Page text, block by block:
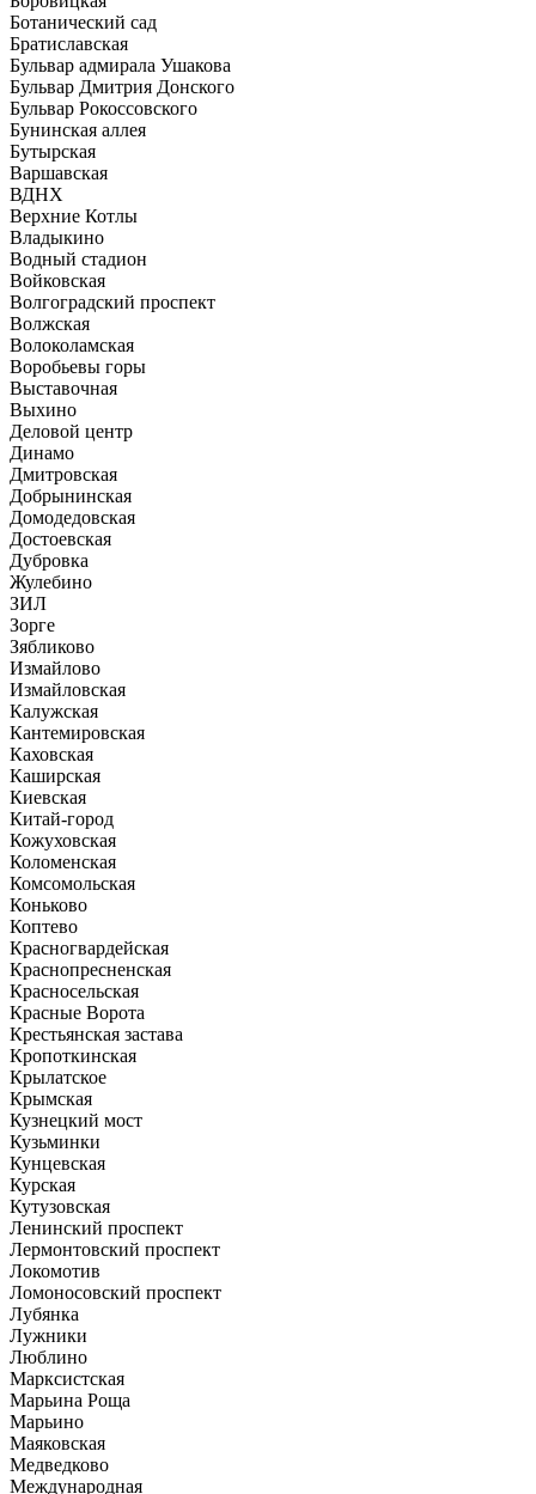
Ботанический сад
Братиславская
Бульвар адмирала Ушакова
Бульвар Дмитрия Донского
Бульвар Рокоссовского
Бунинская аллея
Бутырская
Варшавская
ВДНХ
Верхние Котлы
Владыкино
Водный стадион
Войковская
Волгоградский проспект
Волжская
Волоколамская
Воробьевы горы
Выставочная
Выхино
Деловой центр
Динамо
Дмитровская
Добрынинская
Домодедовская
Достоевская
Дубровка
Жулебино
ЗИЛ
Зорге
Зябликово
Измайлово
Измайловская
Калужская
Кантемировская
Каховская
Каширская
Киевская
Китай-город
Кожуховская
Коломенская
Комсомольская
Коньково
Коптево
Красногвардейская
Краснопресненская
Красносельская
Красные Ворота
Крестьянская застава
Кропоткинская
Крылатское
Крымская
Кузнецкий мост
Кузьминки
Кунцевская
Курская
Кутузовская
Ленинский проспект
Лермонтовский проспект
Локомотив
Ломоносовский проспект
Лубянка
Лужники
Люблино
Марксистская
Марьина Роща
Марьино
Маяковская
Медведково
Международная